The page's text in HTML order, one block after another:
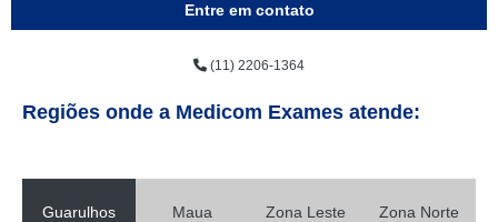
Entre em contato
(11) 2206-1364
Regiões onde a Medicom Exames atende:
Guarulhos Maua Zona Leste Zona Norte